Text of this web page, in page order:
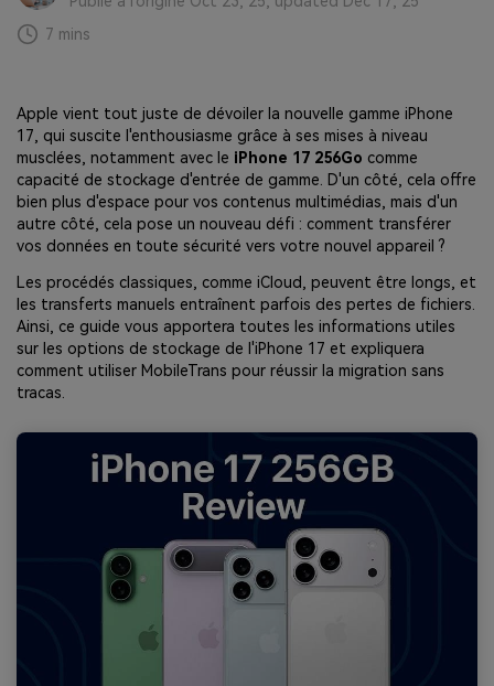
EXPLOREZ PLUS DE SUJETS
Plan Éducation
7 mins
Apple vient tout juste de dévoiler la nouvelle gamme iPhone
17, qui suscite l'enthousiasme grâce à ses mises à niveau
musclées, notamment avec le iPhone 17 256Go comme
capacité de stockage d'entrée de gamme. D'un côté, cela offre
bien plus d'espace pour vos contenus multimédias, mais d'un
autre côté, cela pose un nouveau défi : comment transférer
vos données en toute sécurité vers votre nouvel appareil ?
Les procédés classiques, comme iCloud, peuvent être longs, et
les transferts manuels entraînent parfois des pertes de fichiers.
Ainsi, ce guide vous apportera toutes les informations utiles
sur les options de stockage de l'iPhone 17 et expliquera
comment utiliser MobileTrans pour réussir la migration sans
tracas.